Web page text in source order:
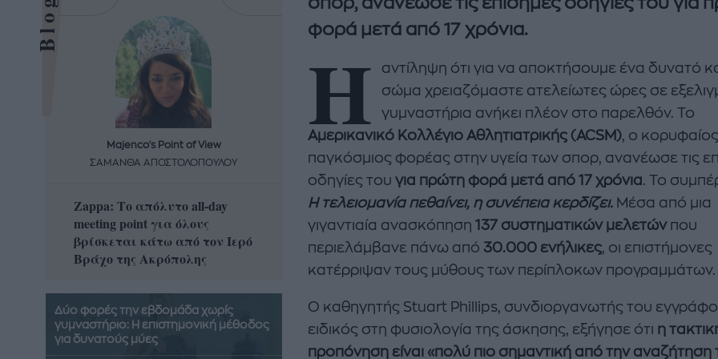
φορά μετά από 17 χρόνια.
Η
αντίληψη ότι για να αποκτήσουμε ένα δυνατό
σώμα χρειαζόμαστε ατελείωτες ώρες σε
γυμναστήρια ανήκει πλέον στο παρελθόν. Το
Αμερικανικό Κολλέγιο Αθλητιατρικής (ACSM), ο κορυφαίος
παγκόσμιος φορέας στην υγεία των σπορ, ανανέωσε τις
οδηγίες του για πρώτη φορά μετά από 17 χρόνια. Το
Η τελειομανία πεθαίνει, η συνέπεια κερδίζει. Μέσα από μια
γιγαντιαία ανασκόπηση 137 συστηματικών μελετώνπου
περιελάμβανε πάνω από 30.000 ενήλικες, οι επιστήμονες
κατέρριψαν τους μύθους των περίπλοκων προγραμμάτων.
Ο καθηγητής Stuart Phillips, συνδιοργανωτής του
ειδικός στη φυσιολογία της άσκησης, εξήγησε ότι η
προπόνηση είναι «πολύ πιο σημαντική από την αναζήτηση
Majenco's Point of View
ΣΑΜΑΝΘΑ ΑΠΟΣΤΟΛΟΠΟΥΛΟΥ
Zappa: Το απόλυτο all-day
meeting point για όλους
βρίσκεται κάτω από τον Ιερό
Βράχο της Ακρόπολης
Majenco's Point of View
ΣΑΜΑΝΘΑ ΑΠΟΣΤΟΛΟΠΟΥΛΟΥ
Η απόλυτη καλοκαιρινή
δροσερή σαλάτα με
καρπούζι, φέτα και φράουλες
που θα λατρέψετε
A STORY BY KORI
ΔΑΦΝΗ ΚΑΡΑΒΟΚΥΡΗ
Nτίνα Νικολάου: «Όταν
έπαθα την πρώτη κρίση
πανικού νόμιζα πως θα
πεθάνω»
Δύο φορές την εβδομάδα χωρίς
γυμναστήριο: Η επιστημονική μέθοδος
για δυνατούς μύες